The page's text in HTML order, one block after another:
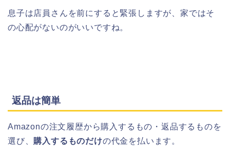
息子は店員さんを前にすると緊張しますが、家ではそ
の心配がないのがいいですね。
返品は簡単
Amazonの注文履歴から購入するもの・返品するものを
選び、 購入するものだけの代金を払います。